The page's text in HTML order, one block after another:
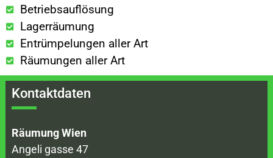
Betriebsauflösung
Lagerräumung
Entrümpelungen aller Art
Räumungen aller Art
Kontaktdaten
Räumung Wien
Angeli gasse 47